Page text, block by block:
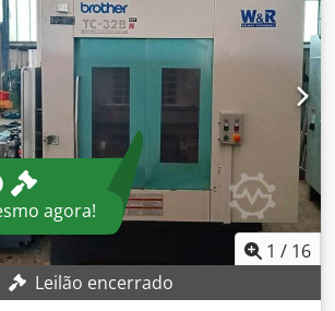
70 m/min, uma velocidade de fuso de até
de ferramentas com 40
a oportunidade de comprar este
vertical Brother TC-32BN QT.
obter mais informações sobre esta
entre a mesa e o nariz do fuso: 645
mesa: 425 × 600 mm • Capacidade do
40 posições • Controlo do fuso
Tskr Equipamento adicional • 2 × mesas
com suporte de cauda • Transportador
agora!
1 / 16
Leilão encerrado